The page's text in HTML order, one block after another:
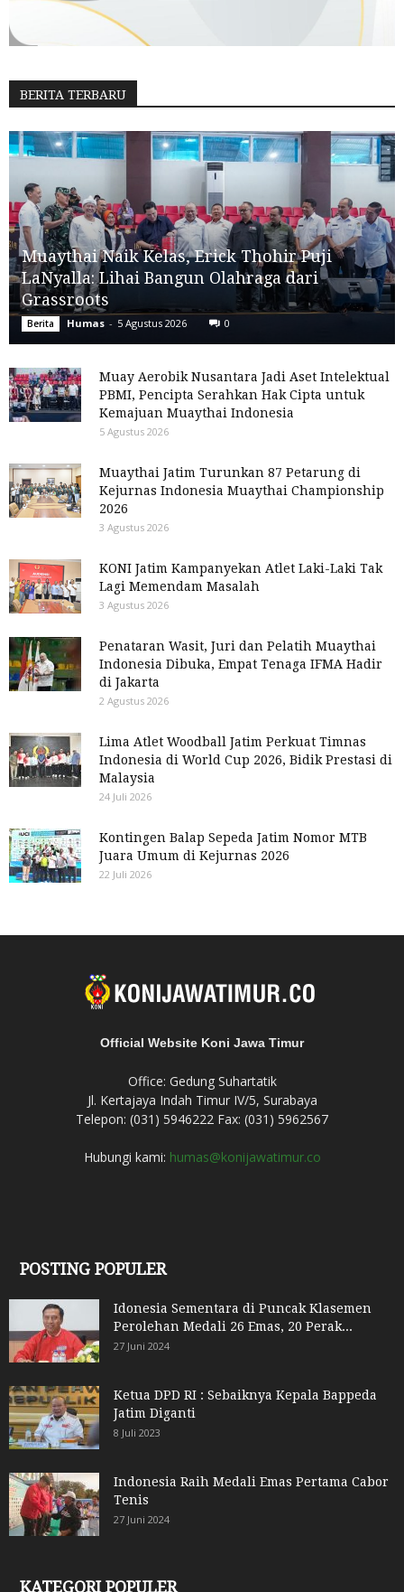
BERITA TERBARU
Muaythai Naik Kelas, Erick Thohir Puji
LaNyalla: Lihai Bangun Olahraga dari
Grassroots
Berita Humas - 5 Agustus 2026 0
Muay Aerobik Nusantara Jadi Aset Intelektual
PBMI, Pencipta Serahkan Hak Cipta untuk
Kemajuan Muaythai Indonesia
5 Agustus 2026
Muaythai Jatim Turunkan 87 Petarung di
Kejurnas Indonesia Muaythai Championship
2026
3 Agustus 2026
KONI Jatim Kampanyekan Atlet Laki-Laki Tak
Lagi Memendam Masalah
3 Agustus 2026
Penataran Wasit, Juri dan Pelatih Muaythai
Indonesia Dibuka, Empat Tenaga IFMA Hadir
di Jakarta
2 Agustus 2026
Lima Atlet Woodball Jatim Perkuat Timnas
Indonesia di World Cup 2026, Bidik Prestasi di
Malaysia
24 Juli 2026
Kontingen Balap Sepeda Jatim Nomor MTB
Juara Umum di Kejurnas 2026
22 Juli 2026
Official Website Koni Jawa Timur
Office: Gedung Suhartatik
Jl. Kertajaya Indah Timur IV/5, Surabaya
Telepon: (031) 5946222 Fax: (031) 5962567
Hubungi kami: humas@konijawatimur.co
POSTING POPULER
Idonesia Sementara di Puncak Klasemen
Perolehan Medali 26 Emas, 20 Perak...
27 Juni 2024
Ketua DPD RI : Sebaiknya Kepala Bappeda
Jatim Diganti
8 Juli 2023
Indonesia Raih Medali Emas Pertama Cabor
Tenis
27 Juni 2024
KATEGORI POPULER